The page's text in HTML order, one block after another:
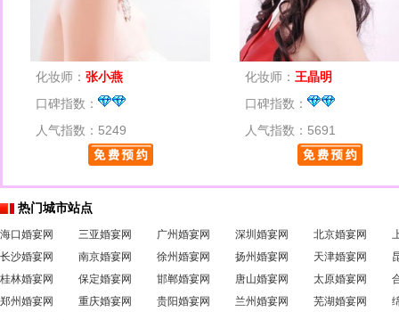
化妆师： 张小燕
口碑指数：
人气指数：5249
化妆师： 王晶明
口碑指数：
人气指数：5691
热门城市站点
海口婚宴网 三亚婚宴网 广州婚宴网 深圳婚宴网 北京婚宴网
长沙婚宴网
南京婚宴网 徐州婚宴网 扬州婚宴网 天津婚宴网
桂林婚宴网
保定婚宴网 邯郸婚宴网 唐山婚宴网 太原婚宴网
郑州婚宴网
重庆婚宴网 贵阳婚宴网 兰州婚宴网 芜湖婚宴网